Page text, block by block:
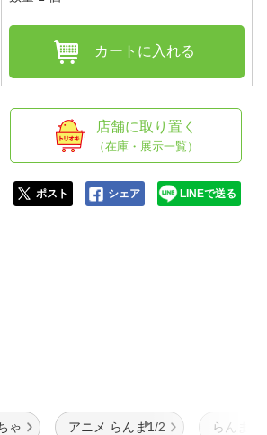
カートに入れる
店舗に取り置く
（在庫・展示一覧）
ポスト シェア LINEで送る
ゃ アニメ らんま1/2 らんま1/